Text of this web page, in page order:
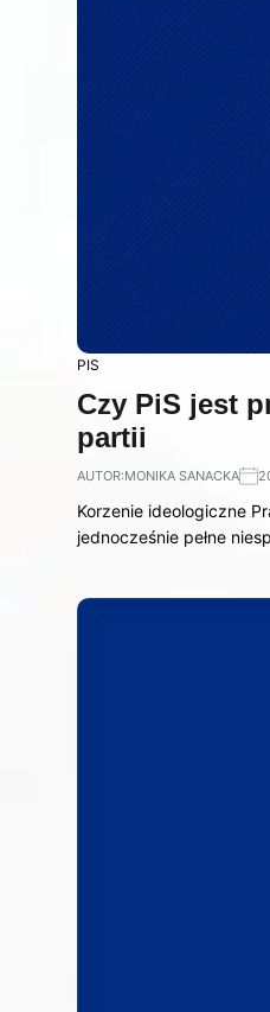
PIS
Czy PiS jest
partii
AUTOR:MONIKA SANACKA
Korzenie ideologiczne
jednocześnie pełne